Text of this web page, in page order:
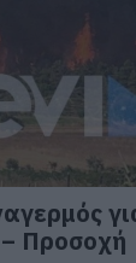
Προσοχή